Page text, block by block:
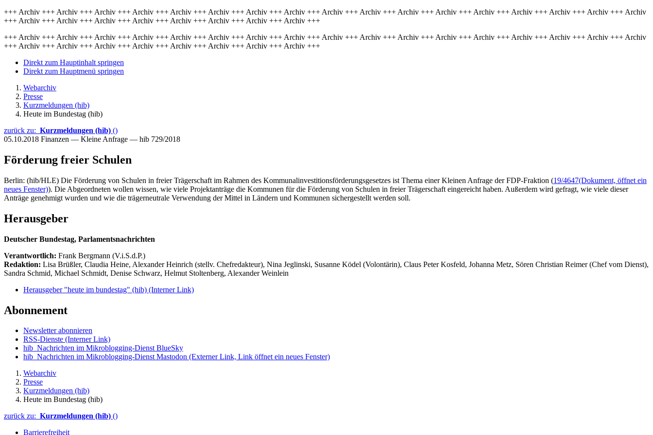
+++ Archiv +++ Archiv +++ Archiv +++ Archiv +++ Archiv +++ Archiv +++ Archiv +++ Archiv +++ Archiv +++ Archiv +++ Archiv +++ Archiv +++ Archiv +++ Archiv +++ Archiv +++ Archiv +++ Archiv
+++ Archiv +++ Archiv +++ Archiv +++ Archiv +++ Archiv +++ Archiv +++ Archiv +++ Archiv +++
+++ Archiv +++ Archiv +++ Archiv +++ Archiv +++ Archiv +++ Archiv +++ Archiv +++ Archiv +++ Archiv +++ Archiv +++ Archiv +++ Archiv +++ Archiv +++ Archiv +++ Archiv +++ Archiv +++ Archiv
+++ Archiv +++ Archiv +++ Archiv +++ Archiv +++ Archiv +++ Archiv +++ Archiv +++ Archiv +++
Direkt zum Hauptinhalt springen
Direkt zum Hauptmenü springen
Webarchiv
Presse
Kurzmeldungen (hib)
Heute im Bundestag (hib)
zurück zu: Kurzmeldungen (hib) ()
05.10.2018 Finanzen — Kleine Anfrage — hib 729/2018
Förderung freier Schulen
Berlin: (hib/HLE) Die Förderung von Schulen in freier Trägerschaft im Rahmen des Kommunalinvestitionsförderungsgesetzes ist Thema einer Kleinen Anfrage der FDP-Fraktion (19/4647(Dokument, öffnet ein
neues Fenster)). Die Abgeordneten wollen wissen, wie viele Projektanträge die Kommunen für die Förderung von Schulen in freier Trägerschaft eingereicht haben. Außerdem wird gefragt, wie viele dieser
Anträge genehmigt wurden und wie die trägerneutrale Verwendung der Mittel in Ländern und Kommunen sichergestellt werden soll.
Herausgeber
Deutscher Bundestag, Parlamentsnachrichten
Verantwortlich: Frank Bergmann (V.i.S.d.P.)
Redaktion: Lisa Brüßler, Claudia Heine, Alexander Heinrich (stellv. Chefredakteur), Nina Jeglinski, Susanne Ködel (Volontärin), Claus Peter Kosfeld, Johanna Metz, Sören Christian Reimer (Chef vom Dienst),
Sandra Schmid, Michael Schmidt, Denise Schwarz, Helmut Stoltenberg, Alexander Weinlein
Herausgeber "heute im bundestag" (hib) (Interner Link)
Abonnement
Newsletter abonnieren
RSS-Dienste (Interner Link)
hib_Nachrichten im Mikroblogging-Dienst BlueSky
hib_Nachrichten im Mikroblogging-Dienst Mastodon (Externer Link, Link öffnet ein neues Fenster)
Webarchiv
Presse
Kurzmeldungen (hib)
Heute im Bundestag (hib)
zurück zu: Kurzmeldungen (hib) ()
Barrierefreiheit